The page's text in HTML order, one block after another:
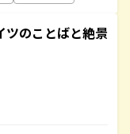
ツのことばと絶景